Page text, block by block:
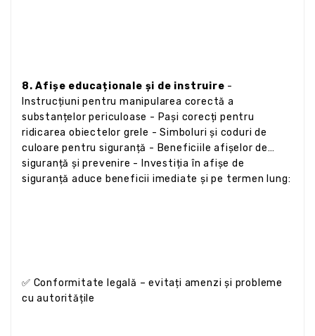
8. Afișe educaționale și de instruire -
Instrucțiuni pentru manipularea corectă a
substanțelor periculoase - Pași corecți pentru
ridicarea obiectelor grele - Simboluri și coduri de
culoare pentru siguranță - Beneficiile afișelor de
siguranță și prevenire - Investiția în afișe de
siguranță aduce beneficii imediate și pe termen lung:
✅ Conformitate legală – evitați amenzi și probleme
cu autoritățile